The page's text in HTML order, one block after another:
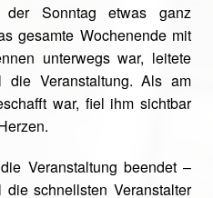
Sonntag etwas ganz
gesamte Wochenende mit
unterwegs war, leitete
die Veranstaltung. Als am
war, fiel ihm sichtbar
Veranstaltung beendet –
schnellsten Veranstalter